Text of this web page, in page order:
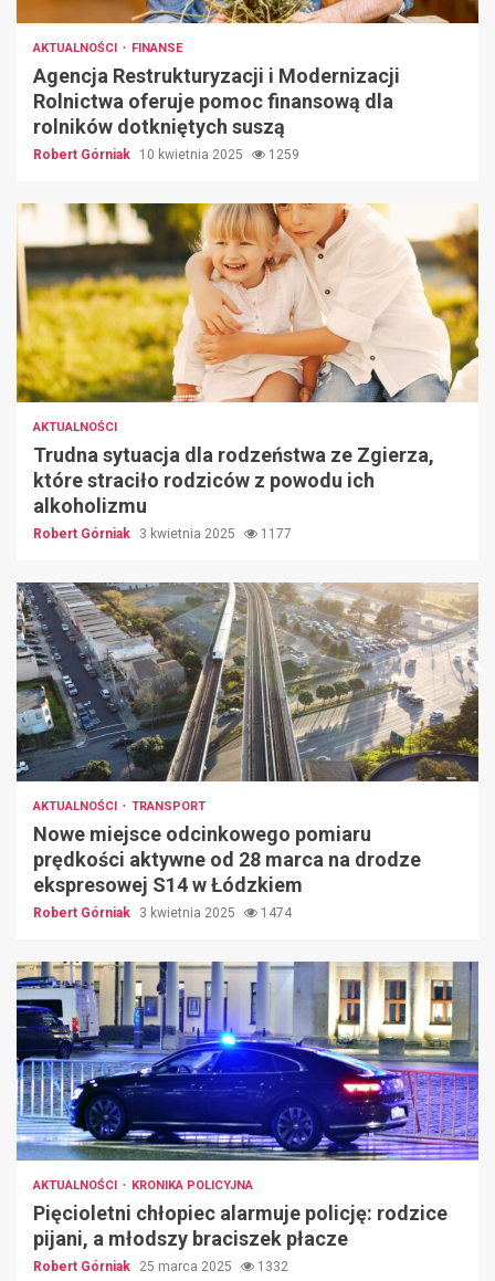
AKTUALNOŚCI FINANSE
Agencja Restrukturyzacji i Modernizacji
Rolnictwa oferuje pomoc finansową dla
rolników dotkniętych suszą
Robert Górniak 10 kwietnia 2025 1259
AKTUALNOŚCI
Trudna sytuacja dla rodzeństwa ze Zgierza,
które straciło rodziców z powodu ich
alkoholizmu
Robert Górniak 3 kwietnia 2025 1177
AKTUALNOŚCI TRANSPORT
Nowe miejsce odcinkowego pomiaru
prędkości aktywne od 28 marca na drodze
ekspresowej S14 w Łódzkiem
Robert Górniak 3 kwietnia 2025 1474
AKTUALNOŚCI KRONIKA POLICYJNA
Pięcioletni chłopiec alarmuje policję: rodzice
pijani, a młodszy braciszek płacze
Robert Górniak 25 marca 2025 1332